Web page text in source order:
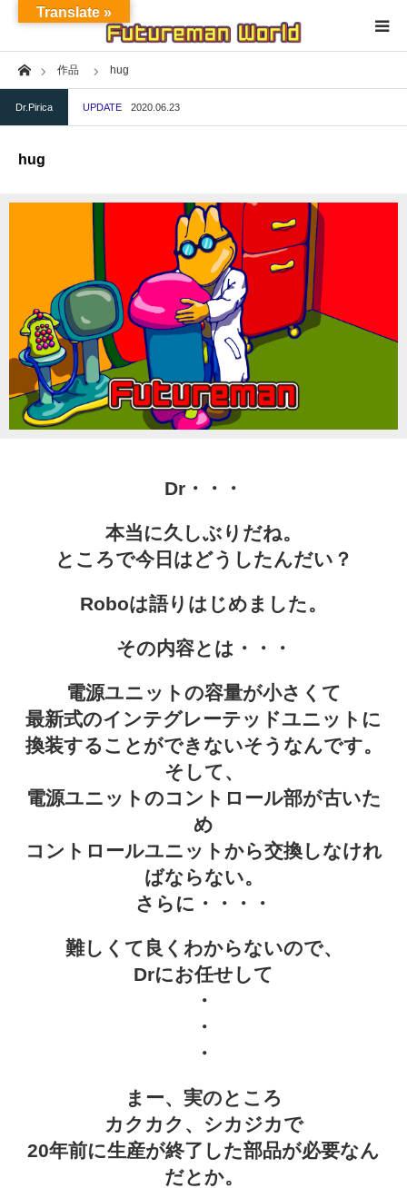
Home作品 hug
Dr.Pirica UPDATE 2020.06.23
hug
Dr・・・
本当に久しぶりだね。
ところで今日はどうしたんだい？
Roboは語りはじめました。
その内容とは・・・
電源ユニットの容量が小さくて
最新式のインテグレーテッドユニットに
換装することができないそうなんです。
そして、
電源ユニットのコントロール部が古いた
め
コントロールユニットから交換しなけれ
ばならない。
さらに・・・・
難しくて良くわからないので、
Drにお任せして
・
・
・
まー、実のところ
カクカク、シカジカで
20年前に生産が終了した部品が必要なん
だとか。
Home
About
NFT★HEXA
Exhibition
Project
Fashion
Translate »